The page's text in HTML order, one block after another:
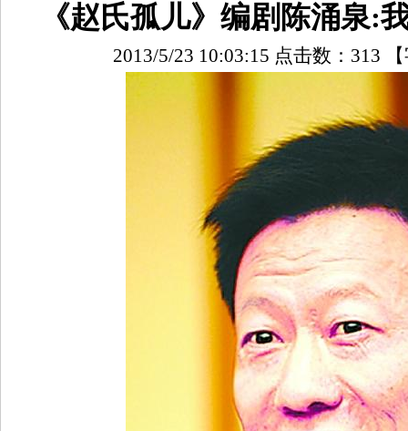
《赵氏孤儿》编剧陈涌泉:
2013/5/23 10:03:15 点击数： 313